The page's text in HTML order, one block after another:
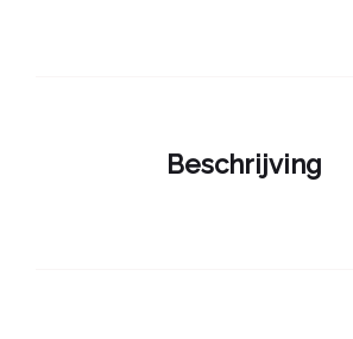
Beschrijving